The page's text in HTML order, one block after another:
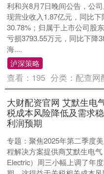
利和兴8月7日晚间公告，公
现营业收入1.87亿元，同比下
30.78%；归属于上市公司股
亏损3793.55万元，同比下降
海....
泸深策略
查看： 195 分类： 配查网
大财配资官网 艾默生电
税成本风险降低及需求
利润预期
专题：聚焦2025年第二季度
程解决方案提供商艾默生电
Electric）周三小幅上调了年